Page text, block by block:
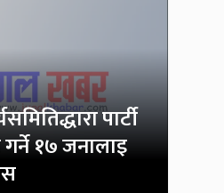
पार्टी
१७ जनालाइ